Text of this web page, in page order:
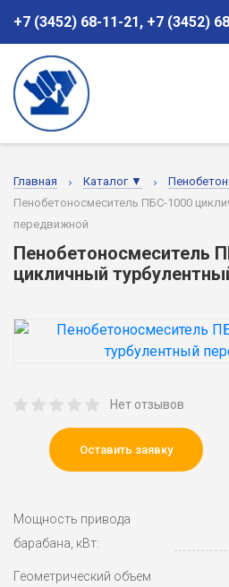
+7 (3452) 68-11-21, +7 (3452)
Главная Каталог ▼
Пенобетоносмеситель ПБС-1000
передвижной
Пенобетоносмеситель
цикличный
Нет отзывов
Оставить заявку
Мощность привода
барабана, кВт:
Геометрический объем